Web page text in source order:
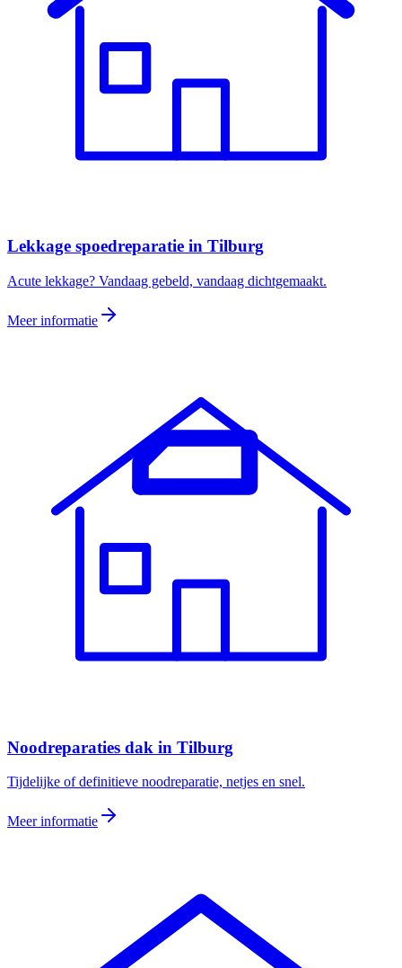
Lekkage spoedreparatie in Tilburg
Acute lekkage? Vandaag gebeld, vandaag dichtgemaakt.
Meer informatie
Noodreparaties dak in Tilburg
Tijdelijke of definitieve noodreparatie, netjes en snel.
Meer informatie